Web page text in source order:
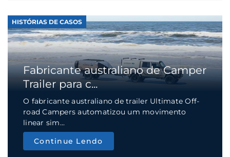
HISTÓRIAS DE CASOS
Fabricante australiano de Camper
Trailer para c...
O fabricante australiano de trailer Ultimate Off-
road Campers automatizou um movimento
linear sim...
Continue Lendo